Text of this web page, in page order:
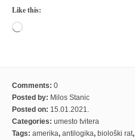
Like this:
Loading…
Comments: 0
Posted by: Milos Stanic
Posted on: 15.01.2021.
Categories: umesto tvitera
Tags: amerika, antilogika, biološki rat,